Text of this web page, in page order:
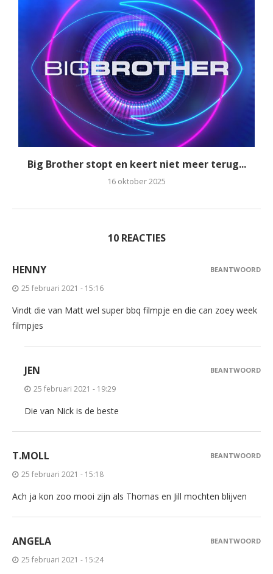
Big Brother stopt en keert niet meer terug...
16 oktober 2025
10 REACTIES
HENNY
25 februari 2021 - 15:16
Vindt die van Matt wel super bbq filmpje en die can zoey week
filmpjes
BEANTWOORD
JEN
25 februari 2021 - 19:29
Die van Nick is de beste
BEANTWOORD
T.MOLL
25 februari 2021 - 15:18
Ach ja kon zoo mooi zijn als Thomas en Jill mochten blijven
BEANTWOORD
ANGELA
25 februari 2021 - 15:24
BEANTWOORD